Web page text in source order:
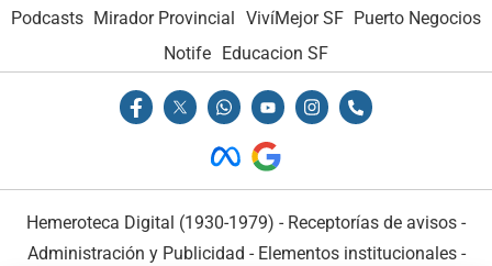
Podcasts Mirador Provincial VivíMejor SF Puerto Negocios
Notife
Educacion SF
Hemeroteca Digital (1930-1979) - Receptorías de avisos -
Administración y Publicidad - Elementos institucionales-